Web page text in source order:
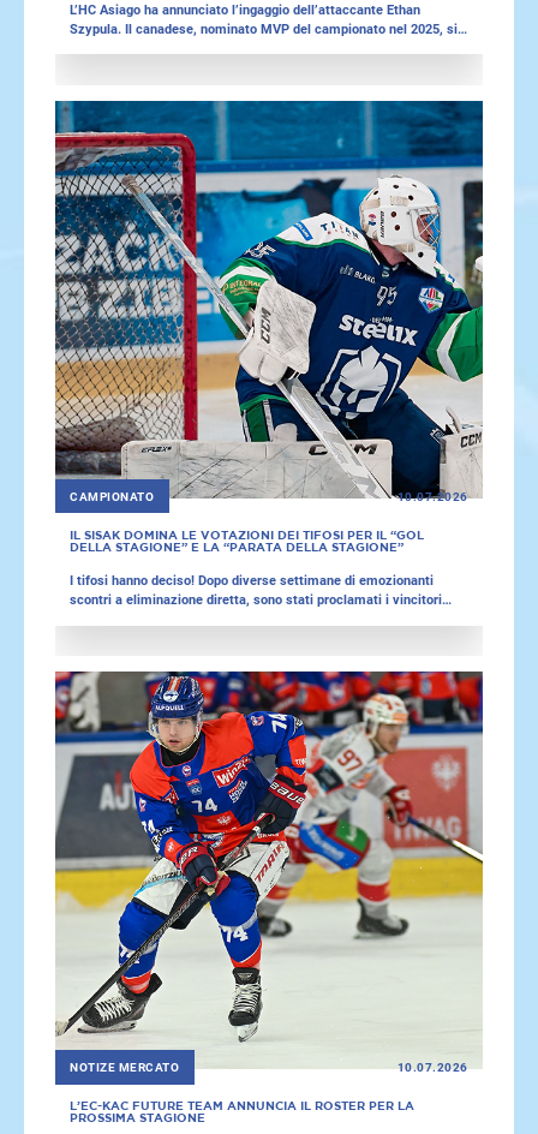
L’HC Asiago ha annunciato l’ingaggio dell’attaccante Ethan
Szypula. Il canadese, nominato MVP del campionato nel 2025, si
CAMPIONATO 10.07.2026
IL SISAK DOMINA LE VOTAZIONI DEI TIFOSI PER IL “GOL
DELLA STAGIONE” E LA “PARATA DELLA STAGIONE”
I tifosi hanno deciso! Dopo diverse settimane di emozionanti
scontri a eliminazione diretta, sono stati proclamati i vincitori
NOTIZE MERCATO 10.07.2026
L’EC-KAC FUTURE TEAM ANNUNCIA IL ROSTER PER LA
PROSSIMA STAGIONE